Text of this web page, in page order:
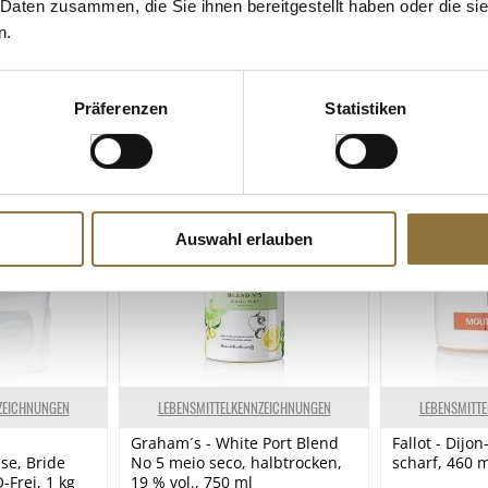
zusammen, die Sie ihnen bereitgestellt haben oder die
Präferenzen Statistiken
Auswahl erlauben
Art.Nr.:66545
Art.Nr.:59745
Bride
Frei, 1 kg
LEBENSMITTELKENNZEICHNUNGEN
Graham´s - White Port Blend
No 5 meio seco, halbtrocken,
19 % vol., 750 ml
Fallot -
scharf, 460